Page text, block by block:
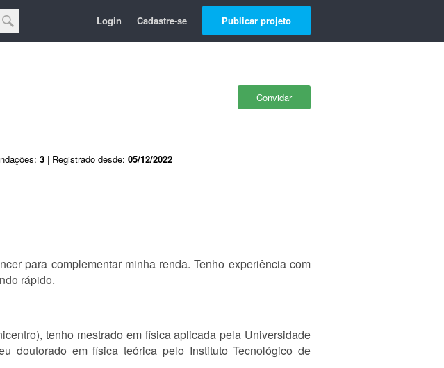
Login Cadastre-se Publicar projeto
Convidar
3 | Registrado desde: 05/12/2022
para complementar minha renda. Tenho experiência com
rápido.
tenho mestrado em física aplicada pela Universidade
doutorado em física teórica pelo Instituto Tecnológico de